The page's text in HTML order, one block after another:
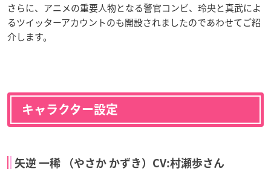
さらに、アニメの重要人物となる警官コンビ、玲央と真武によ
るツイッターアカウントのも開設されましたのであわせてご紹
介します。
キャラクター設定
矢逆 一稀 （やさか かずき）CV:村瀬歩さん